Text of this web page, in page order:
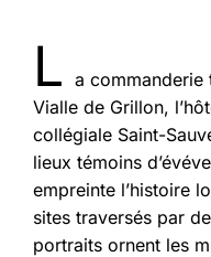
L a commanderie
Vialle de Grillon,
collégiale Saint-
lieux témoins
empreinte l’histoire
sites traversés par
portraits ornent les